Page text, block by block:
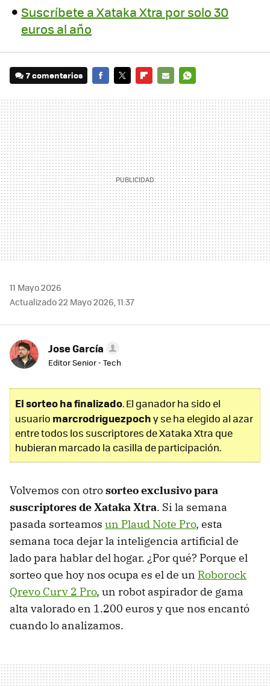
Suscríbete a Xataka Xtra por solo 30
euros al año
7 comentarios
MAIL
11 Mayo 2026
Actualizado 22 Mayo 2026, 11:37
Jose García
Editor Senior - Tech
El sorteo ha finalizado. El ganador ha sido el
usuario marcrodriguezpochy se ha elegido al azar
entre todos los suscriptores de Xataka Xtra que
hubieran marcado la casilla de participación.
Volvemos con otrosorteo exclusivo para
suscriptores de Xataka Xtra. Si la semana
pasada sorteamos un Plaud Note Pro, esta
semana toca dejar la inteligencia artificial de
lado para hablar del hogar. ¿Por qué? Porque el
sorteo que hoy nos ocupa es el de un Roborock
Qrevo Curv 2 Pro, un robot aspirador de gama
alta valorado en 1.200 euros y que nos encantó
cuando lo analizamos.